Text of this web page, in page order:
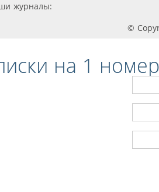
журналы:
©
на 1 номер